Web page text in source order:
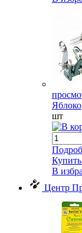
шт
В
Центр